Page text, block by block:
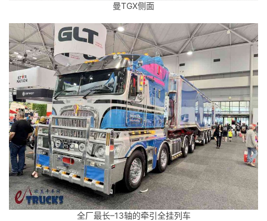
曼TGX侧面
全厂最长–13轴的牵引全挂列车